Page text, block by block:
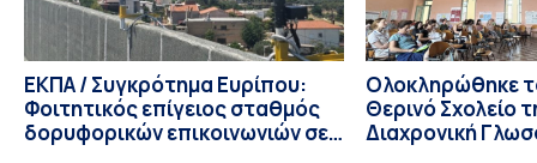
ΕΚΠΑ / Συγκρότημα Ευρίπου:
Φοιτητικός επίγειος σταθμός
δορυφορικών επικοινωνιών σε
Ολοκληρώθηκε
Θερινό Σχολείο
Διαχρονική